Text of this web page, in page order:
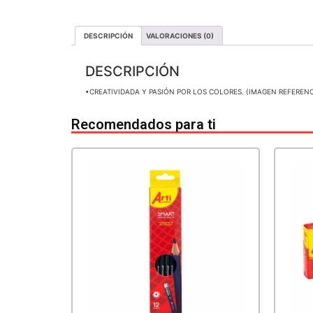
DESCRIPCIÓN VALORACIONES (0)
DESCRIPCIÓN
•CREATIVIDADA Y PASIÓN POR LOS COLORES. (IMAGEN
Recomendados para ti